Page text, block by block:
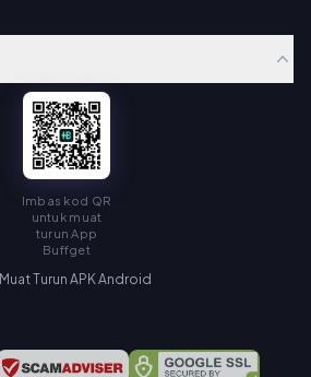
Imbas kod QR
untuk muat
turun App
Buffget
Muat Turun APK Android